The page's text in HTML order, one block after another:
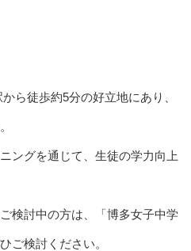
ら徒歩約5分の好立地にあり、
ングを通じて、生徒の学力向上
検討中の方は、「博多女子中学
ご検討ください。